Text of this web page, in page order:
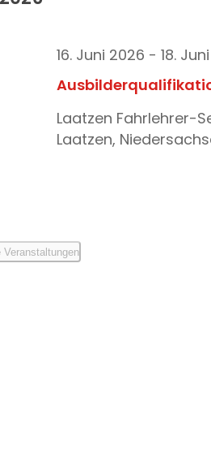
16. Juni 2026 -18.
Laatzen Fahrlehrer-
Laatzen,
Veranstaltungen